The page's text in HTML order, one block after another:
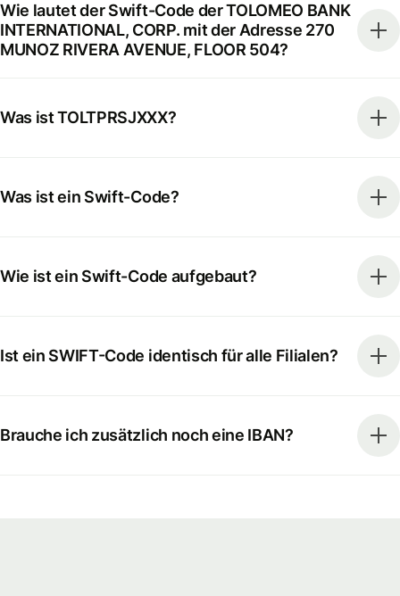
Wie lautet der Swift-Code der TOLOMEO BANK
INTERNATIONAL, CORP. mit der Adresse 270
MUNOZ RIVERA AVENUE, FLOOR 504?
Was ist TOLTPRSJXXX?
Was ist ein Swift-Code?
Wie ist ein Swift-Code aufgebaut?
Ist ein SWIFT-Code identisch für alle Filialen?
Brauche ich zusätzlich noch eine IBAN?